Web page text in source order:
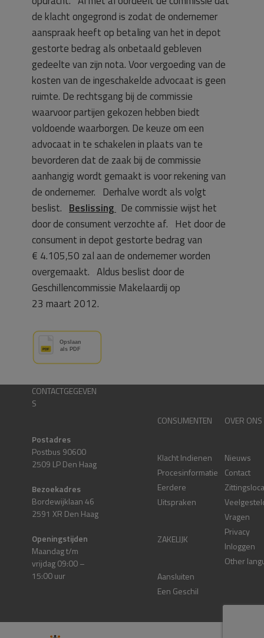
de klacht ongegrond is zodat de ondernemer
aanspraak heeft op betaling van het in depot
gestorte bedrag als onbetaald gebleven
gedeelte van zijn nota. Voor vergoeding van de
kosten van de ingeschakelde advocaat is geen
ruimte. De rechtsgang bij de commissie
waarvoor partijen gekozen hebben biedt
voldoende waarborgen. De keuze om een
advocaat in te schakelen in plaats van te
bevorderen dat de zaak bij de commissie
aanhangig wordt gemaakt is voor rekening van
de ondernemer. Derhalve wordt als volgt
beslist. Beslissing De commissie wijst het
door de consument verzochte af. Het door de
consument in depot gestorte bedrag van
€ 4.105,50 zal aan de ondernemer worden
overgemaakt. Aldus beslist door de
Geschillencommissie Makelaardij op
23 maart 2012.
CONTACTGEGEVEN
S
Postadres
Postbus 90600
2509 LP Den Haag
Bezoekadres
Bordewijklaan 46
2591 XR Den Haag
Openingstijden
Maandag t/m
vrijdag 09:00 –
15:00 uur
CONSUMENTEN
Klacht Indienen
Procesinformatie
Eerdere
Uitspraken
ZAKELIJK
Aansluiten
Een Geschil
OVER ONS
Nieuws
Contact
Vragen
Privacy
Inloggen
Other